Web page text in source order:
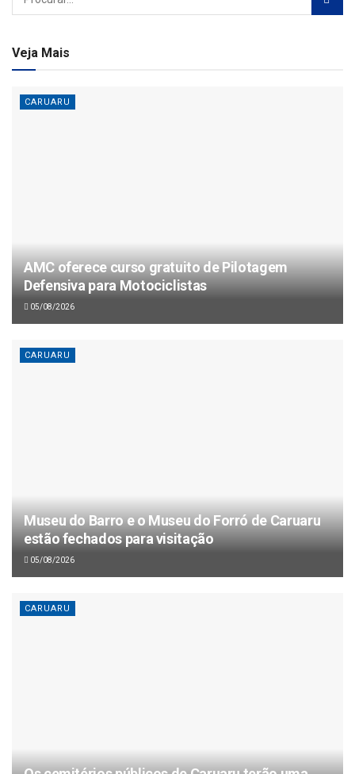
Veja Mais
CARUARU
AMC oferece curso gratuito de Pilotagem
Defensiva para Motociclistas
05/08/2026
CARUARU
Museu do Barro e o Museu do Forró de Caruaru
estão fechados para visitação
05/08/2026
CARUARU